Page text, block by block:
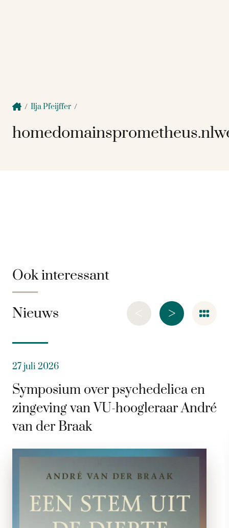
/ Ilja Pfeijffer /
Ook interessant
Nieuws >
<
27 juli 2026
Symposium over psychedelica en
zingeving van VU-hoogleraar André
van der Braak